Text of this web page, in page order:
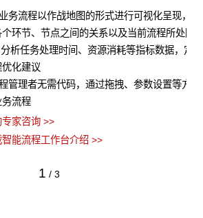
图的形式进行可视化呈现，清晰展示流程
的关系以及当前流程所处阶段
、资源消耗等指标数据，定位瓶颈并提供
，通过拖拽、参数设置等方式即可快速定
绍 >>
1 / 3